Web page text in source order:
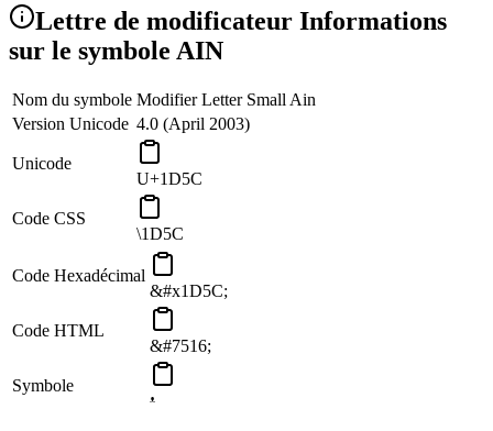
Lettre de modificateur Informations
sur le symbole AIN
Nom du symbole Modifier Letter Small Ain
Version Unicode 4.0 (April 2003)
Unicode
U+1D5C
Code CSS
\1D5C
Code Hexadécimal
&#x1D5C;
Code HTML
&#7516;
Symbole
ᵜ